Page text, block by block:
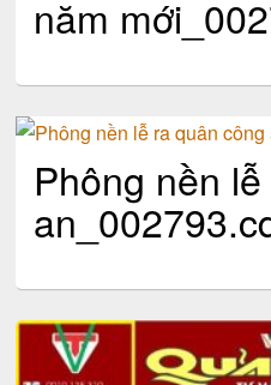
năm
Phông nền